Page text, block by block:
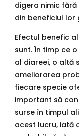
digera nimic
din beneficiul lor
Efectul benefic
sunt. În timp ce
al diareei, o altă
ameliorarea
fiecare specie
important să
surse în timpul
acest lucru, iată